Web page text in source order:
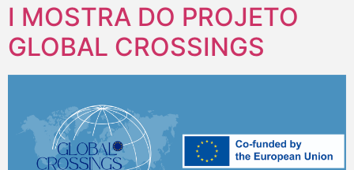
I MOSTRA DO PROJETO
GLOBAL CROSSINGS